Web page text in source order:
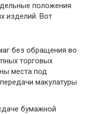
положения
изделий. Вот
без обращения во
торговых
места под
макулатуры
бумажной